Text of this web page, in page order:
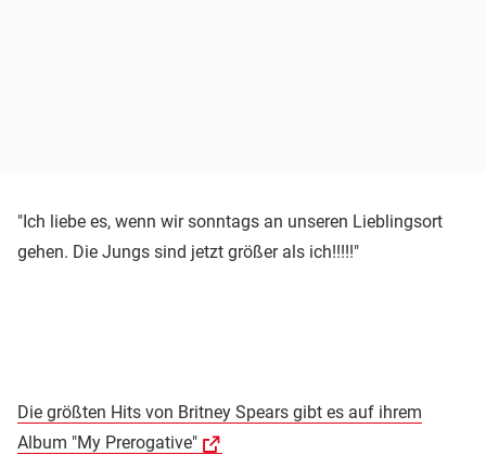
"Ich liebe es, wenn wir sonntags an unseren Lieblingsort
gehen. Die Jungs sind jetzt größer als ich!!!!!"
Die größten Hits von Britney Spears gibt es auf ihrem
Album "My Prerogative"